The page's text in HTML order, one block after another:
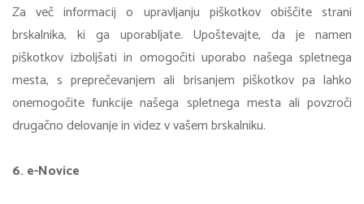
Za več informacij o upravljanju piškotkov obiščite strani
brskalnika, ki ga uporabljate. Upoštevajte, da je namen
piškotkov izboljšati in omogočiti uporabo našega spletnega
mesta, s preprečevanjem ali brisanjem piškotkov pa lahko
onemogočite funkcije našega spletnega mesta ali povzroči
drugačno delovanje in videz v vašem brskalniku.
6. e-Novice